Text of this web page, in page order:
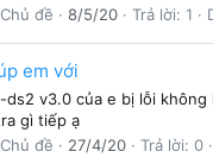
Chủ đề 8/5/20 Trả lời: 1
em với
ds2 v3.0 của e bị lỗi
gì tiếp ạ
Chủ đề 27/4/20 Trả lời: 0